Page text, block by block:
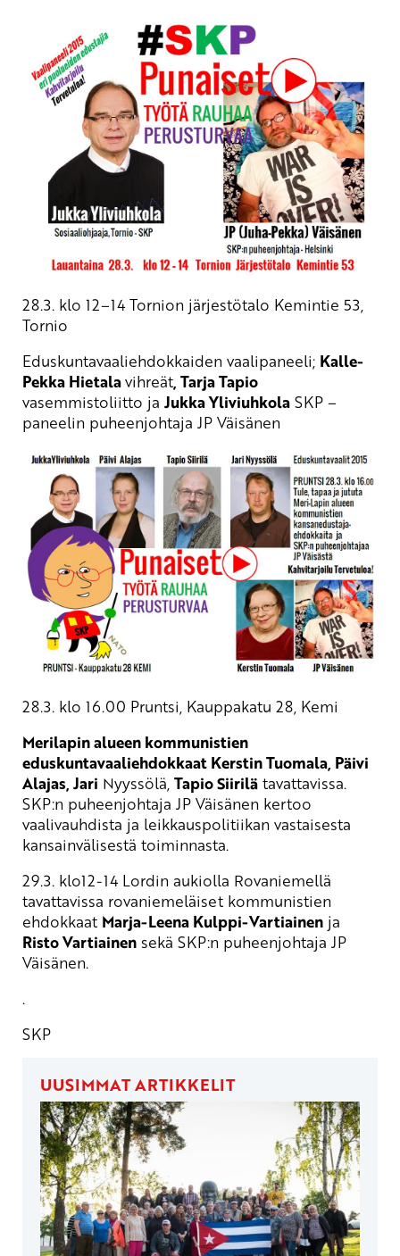
28.3. klo 12–14 Tornion järjestötalo Kemintie 53,
Tornio
Eduskuntavaaliehdokkaiden vaalipaneeli; Kalle-
Pekka Hietalavihreät, Tarja Tapio
vasemmistoliitto ja Jukka Yliviuhkola SKP –
paneelin puheenjohtaja JP Väisänen
28.3. klo 16.00 Pruntsi, Kauppakatu 28, Kemi
Merilapin alueen kommunistien
eduskuntavaaliehdokkaat Kerstin Tuomala, Päivi
Alajas, Jari Nyyssölä, Tapio Siirilä tavattavissa.
SKP:n puheenjohtaja JP Väisänen kertoo
vaalivauhdista ja leikkauspolitiikan vastaisesta
kansainvälisestä toiminnasta.
29.3. klo12-14 Lordin aukiolla Rovaniemellä
tavattavissa rovaniemeläiset kommunistien
ehdokkaat Marja-Leena Kulppi-Vartiainen ja
Risto Vartiainen sekä SKP:n puheenjohtaja JP
Väisänen.
.
SKP
UUSIMMAT ARTIKKELIT